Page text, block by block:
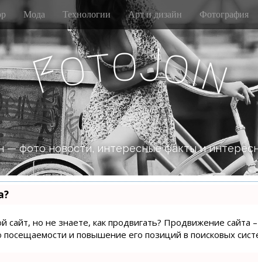
Мода Технологии Арт и дизайн Фотография
FotoJoi
n
— фото новости, интересные факты и
сайт, но не знаете, как продвигать? Продвижение сайта
и повышение его позиций в поисковых